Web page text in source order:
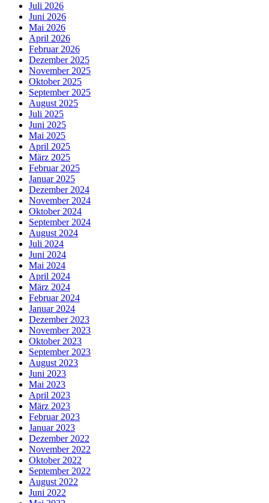
Juli 2026
Juni 2026
Mai 2026
April 2026
Februar 2026
Dezember 2025
November 2025
Oktober 2025
September 2025
August 2025
Juli 2025
Juni 2025
Mai 2025
April 2025
März 2025
Februar 2025
Januar 2025
Dezember 2024
November 2024
Oktober 2024
September 2024
August 2024
Juli 2024
Juni 2024
Mai 2024
April 2024
März 2024
Februar 2024
Januar 2024
Dezember 2023
November 2023
Oktober 2023
September 2023
August 2023
Juni 2023
Mai 2023
April 2023
März 2023
Februar 2023
Januar 2023
Dezember 2022
November 2022
Oktober 2022
September 2022
August 2022
Juni 2022